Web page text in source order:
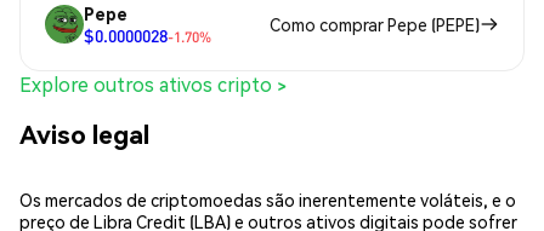
Pepe
$0.0000028-1.70%
Como comprar Pepe (PEPE)
Explore outros ativos cripto >
Aviso legal
Os mercados de criptomoedas são inerentemente voláteis, e o
preço de Libra Credit (LBA) e outros ativos digitais pode sofrer